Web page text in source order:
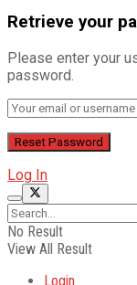
Retrieve your
Please enter your
password.
Log In
No Result
View All Result
Login